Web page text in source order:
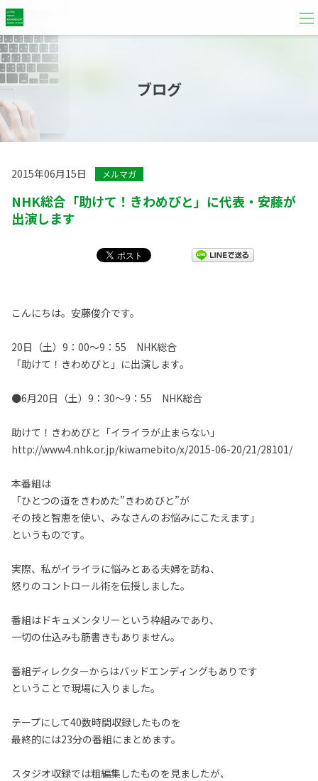
ブログ
2015年06月15日 メルマガ
NHK総合「助けて！きわめびと」に代表・安藤が
出演します
こんにちは。安藤俊介です。
20日（土）9：00～9：55 NHK総合
「助けて！きわめびと」に出演します。
●6月20日（土）9：30～9：55 NHK総合
助けて！きわめびと「イライラが止まらない」
http://www4.nhk.or.jp/kiwamebito/x/2015-06-20/21/28101/
本番組は
「ひとつの道をきわめた”きわめびと”が
その技と智恵を使い、みなさんのお悩みにこたえます」
というものです。
実際、私がイライラに悩みとある夫婦を訪ね、
怒りのコントロール術を伝授しました。
番組はドキュメンタリーという枠組みであり、
一切の仕込みも筋書きもありません。
番組ディレクターからはバッドエンディングもありです
ということで現場に入りました。
テープにして40数時間収録したものを
最終的には23分の番組にまとめます。
スタジオ収録では粗編集したものを見ましたが、